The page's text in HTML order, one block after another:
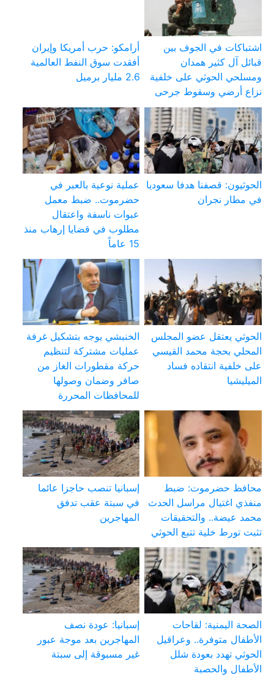
اشتباكات في الجوف بين
قبائل آل كثير همدان
ومسلحي الحوثي على خلفية
نزاع أرضي وسقوط جرحى
أرامكو: حرب أمريكا وإيران
أفقدت سوق النفط العالمية
2.6 مليار برميل
الحوثيون: قصفنا هدفا سعوديا
في مطار نجران
عملية نوعية بالعبر في
حضرموت.. ضبط معمل
عبوات ناسفة واعتقال
مطلوب في قضايا إرهاب منذ
15 عاماً
الحوثي يعتقل عضو المجلس
المحلي بحجة محمد القيسي
على خلفية انتقاده فساد
الميليشيا
الخنبشي يوجه بتشكيل غرفة
عمليات مشتركة لتنظيم
حركة مقطورات الغاز من
صافر وضمان وصولها
للمحافظات المحررة
محافظ حضرموت: ضبط
منفذي اغتيال مراسل الحدث
محمد عيضة.. والتحقيقات
تثبت تورط خلية تتبع الحوثي
إسبانيا تنصب حاجزا عائما
في سبتة عقب تدفق
المهاجرين
الصحة اليمنية: لقاحات
الأطفال متوفرة.. وعراقيل
الحوثي تهدد بعودة شلل
الأطفال والحصبة
إسبانيا: عودة نصف
المهاجرين بعد موجة عبور
غير مسبوقة إلى سبتة